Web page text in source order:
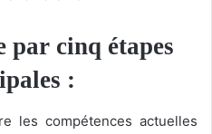
par cinq étapes
:
les compétences actuelles